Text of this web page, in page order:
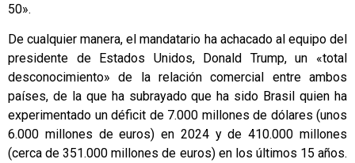
50».
De cualquier manera, el mandatario ha achacado al equipo del
presidente de Estados Unidos, Donald Trump, un «total
desconocimiento» de la relación comercial entre ambos
países, de la que ha subrayado que ha sido Brasil quien ha
experimentado un déficit de 7.000 millones de dólares (unos
6.000 millones de euros) en 2024 y de 410.000 millones
(cerca de 351.000 millones de euros) en los últimos 15 años.